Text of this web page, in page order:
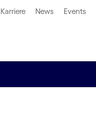
Karriere News Events